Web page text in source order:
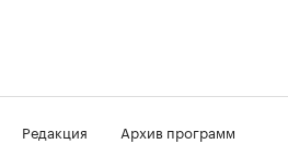
Редакция
Архив программ